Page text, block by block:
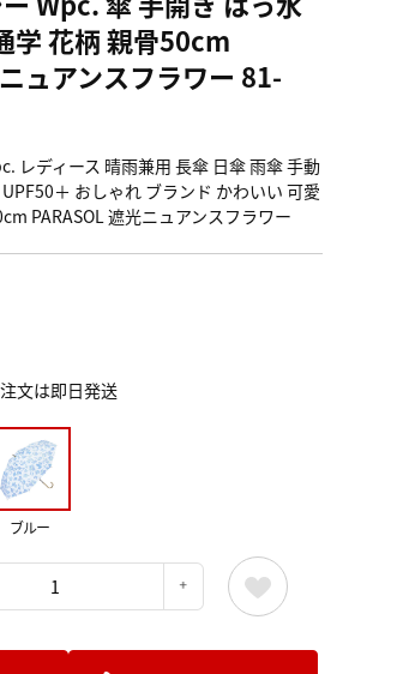
学 花柄 親骨50cm
ュアンスフラワー 81-
レディース 晴雨兼用 長傘 日傘 雨傘 手動
＋ おしゃれ ブランド かわいい 可愛
PARASOL 遮光ニュアンスフラワー
文は即日発送
ブルー